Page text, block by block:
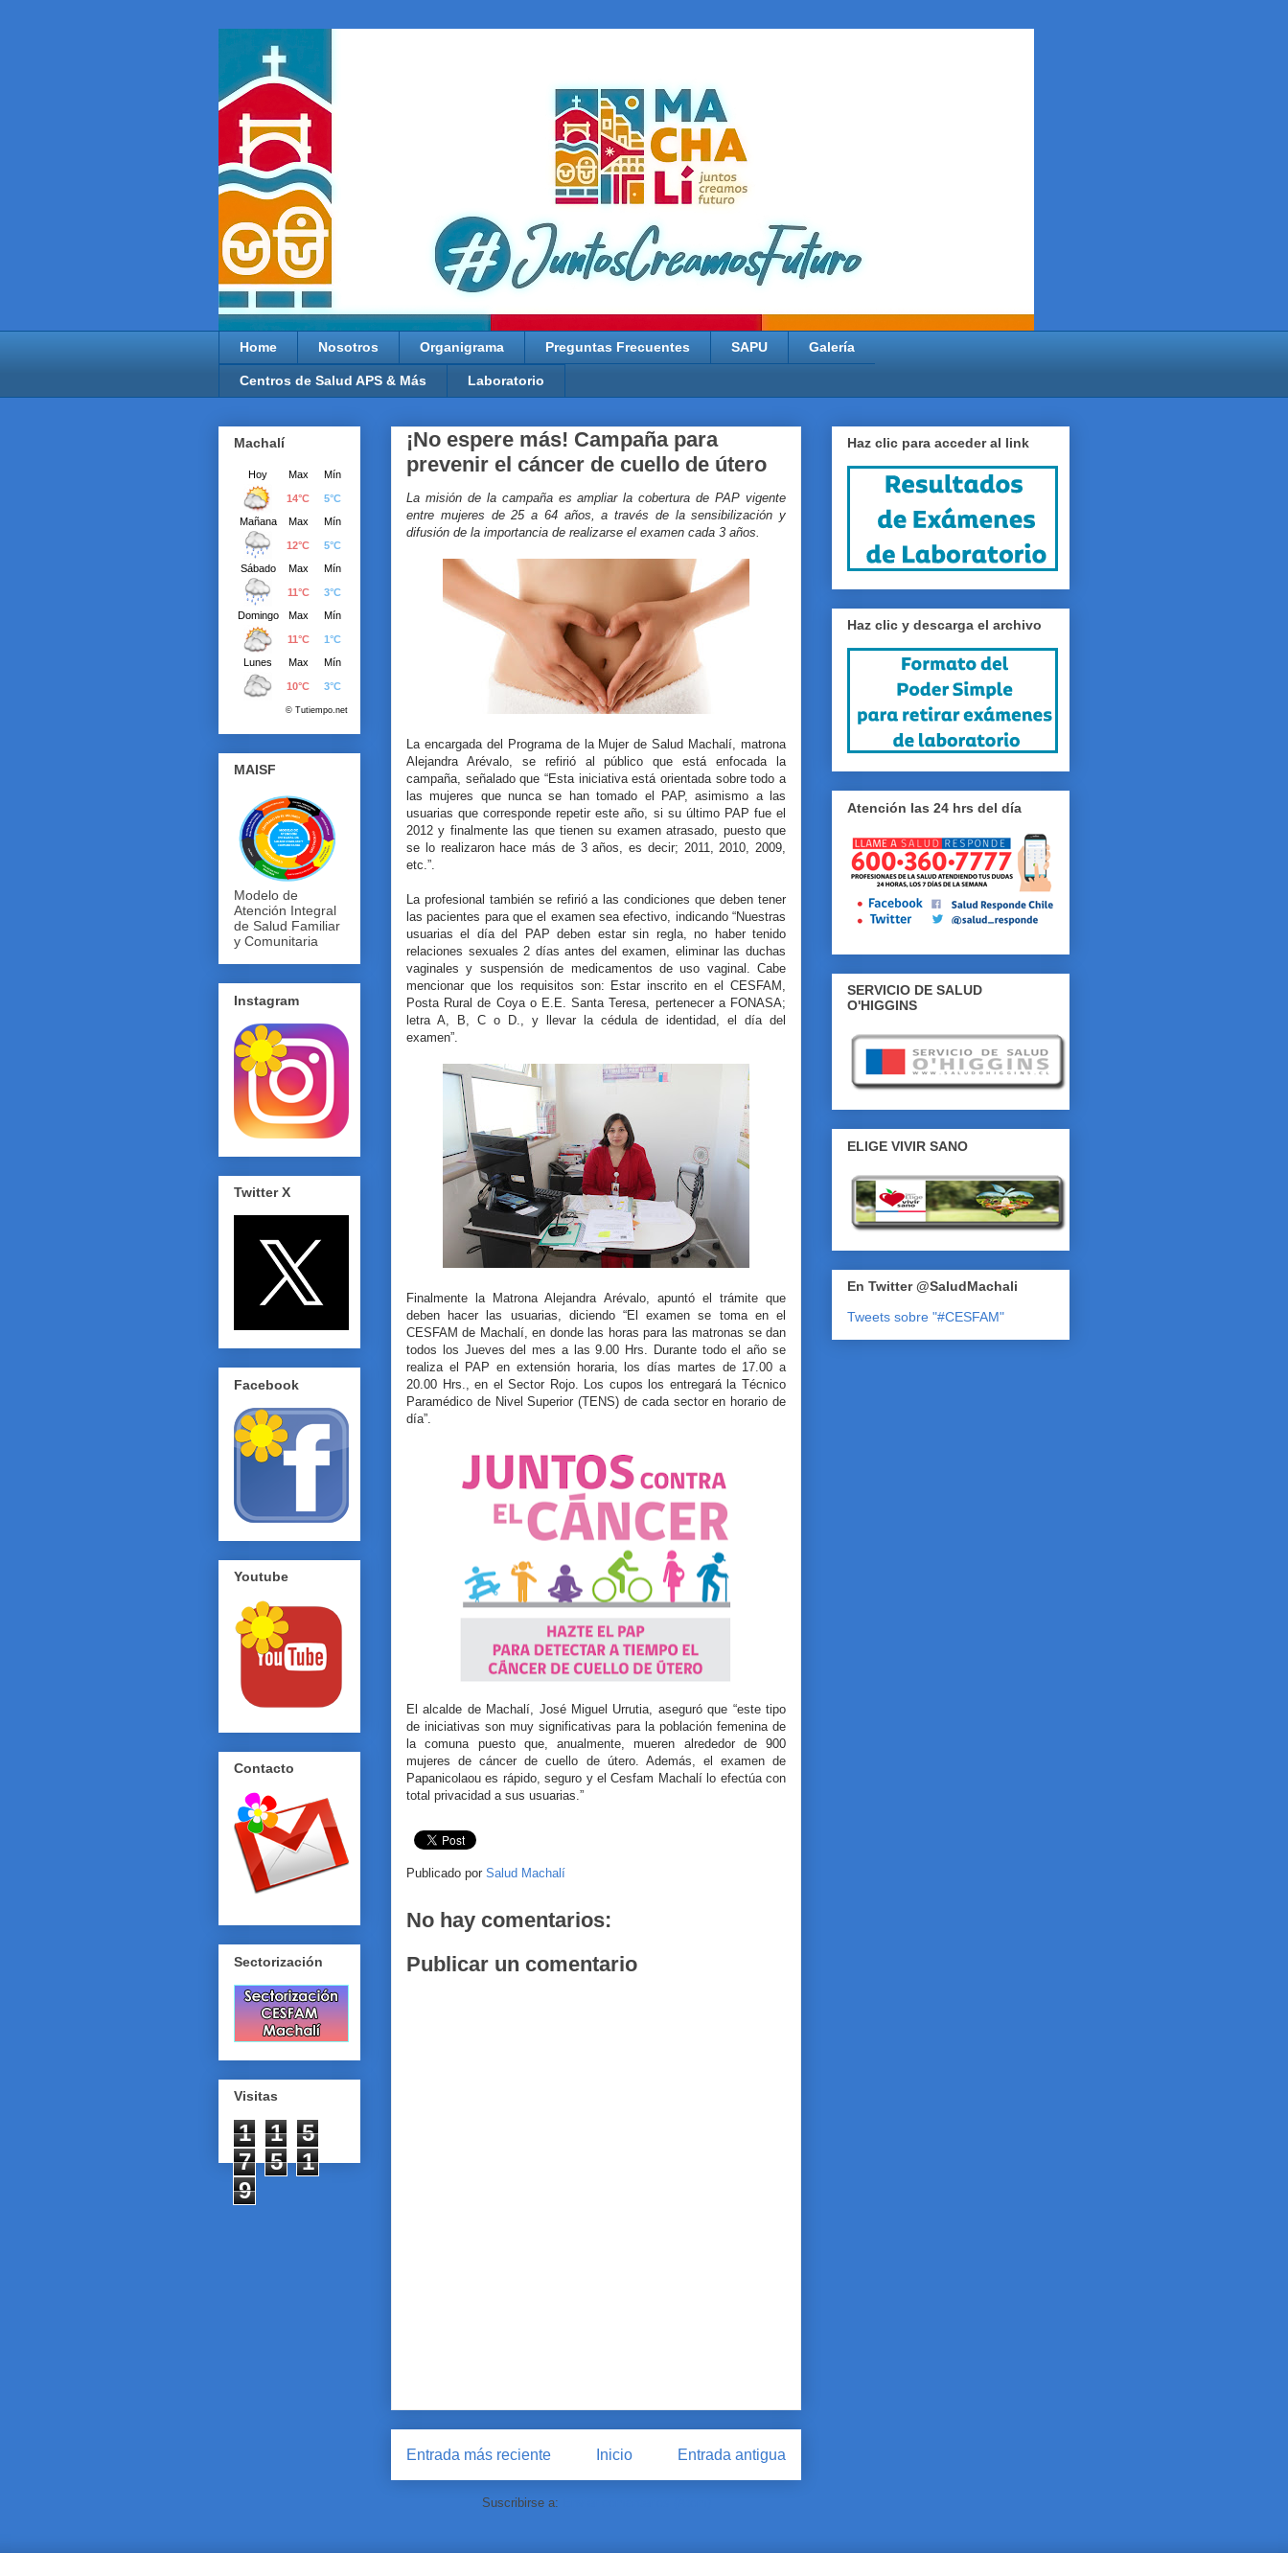
Home Nosotros Organigrama Preguntas Frecuentes SAPU Galería
Centros de Salud APS & Más Laboratorio
¡No espere más! Campaña para
prevenir el cáncer de cuello de útero
La misión de la campaña es ampliar la cobertura de PAP vigente
entre mujeres de 25 a 64 años, a través de la sensibilización y
difusión de la importancia de realizarse el examen cada 3 años.
La encargada del Programa de la Mujer de Salud Machalí, matrona
Alejandra Arévalo, se refirió al público que está enfocada la
campaña, señalado que “Esta iniciativa está orientada sobre todo a
las mujeres que nunca se han tomado el PAP, asimismo a las
usuarias que corresponde repetir este año, si su último PAP fue el
2012 y finalmente las que tienen su examen atrasado, puesto que
se lo realizaron hace más de 3 años, es decir; 2011, 2010, 2009,
etc.”.
La profesional también se refirió a las condiciones que deben tener
las pacientes para que el examen sea efectivo, indicando “Nuestras
usuarias el día del PAP deben estar sin regla, no haber tenido
relaciones sexuales 2 días antes del examen, eliminar las duchas
vaginales y suspensión de medicamentos de uso vaginal. Cabe
mencionar que los requisitos son: Estar inscrito en el CESFAM,
Posta Rural de Coya o E.E. Santa Teresa, pertenecer a FONASA;
letra A, B, C o D., y llevar la cédula de identidad, el día del
examen”.
Finalmente la Matrona Alejandra Arévalo, apuntó el trámite que
deben hacer las usuarias, diciendo “El examen se toma en el
CESFAM de Machalí, en donde las horas para las matronas se dan
todos los Jueves del mes a las 9.00 Hrs. Durante todo el año se
realiza el PAP en extensión horaria, los días martes de 17.00 a
20.00 Hrs., en el Sector Rojo. Los cupos los entregará la Técnico
Paramédico de Nivel Superior (TENS) de cada sector en horario de
día”.
El alcalde de Machalí, José Miguel Urrutia, aseguró que “este tipo
de iniciativas son muy significativas para la población femenina de
la comuna puesto que, anualmente, mueren alrededor de 900
mujeres de cáncer de cuello de útero. Además, el examen de
Papanicolaou es rápido, seguro y el Cesfam Machalí lo efectúa con
total privacidad a sus usuarias.”
Publicado por Salud Machalí
No hay comentarios:
Publicar un comentario
Entrada más reciente Entrada antigua
Inicio
Suscribirse a:
Machalí
MAISF
Modelo de
Atención Integral
de Salud Familiar
y Comunitaria
Instagram
Twitter X
Facebook
Youtube
Contacto
Sectorización
Visitas
1 1
5
7
5
1
9
Haz clic para acceder al link
Haz clic y descarga el archivo
Atención las 24 hrs del día
SERVICIO DE SALUD
O'HIGGINS
ELIGE VIVIR SANO
En Twitter @SaludMachali
Tweets sobre "#CESFAM"